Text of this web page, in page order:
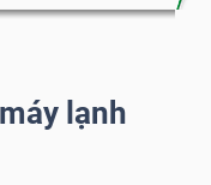
lạnh